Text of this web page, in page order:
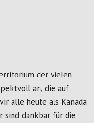
der vielen
an, die auf
alle heute als Kanada
sind dankbar für die